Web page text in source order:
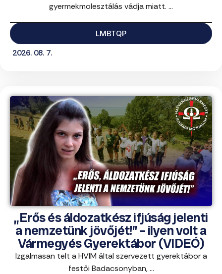
gyermekmolesztálás vádja miatt. ...
LMBTQP
2026. 08. 7.
„Erős és áldozatkész ifjúság jelenti
a nemzetünk jövőjét!” – ilyen volt a
Vármegyés Gyerektábor (VIDEÓ)
Izgalmasan telt a HVIM által szervezett gyerektábor a
festői Badacsonyban, ...